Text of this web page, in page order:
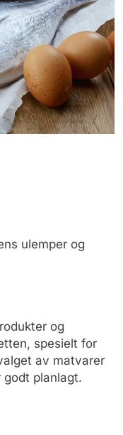
ulemper og
og
spesielt for
av matvarer
planlagt.